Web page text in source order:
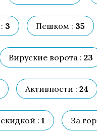
3 Пешком : 35
Вируские ворота : 23
Активности : 24
: 1 За